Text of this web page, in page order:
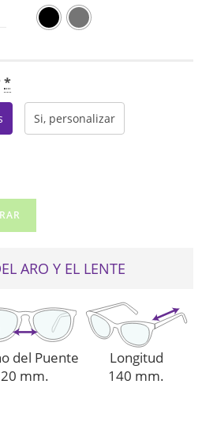
*
Si, personalizar
ARO Y EL LENTE
del Puente
20 mm.
Longitud
140 mm.